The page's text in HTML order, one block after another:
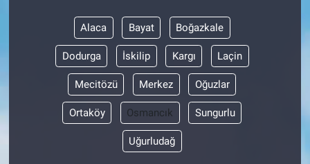
Alaca Bayat Boğazkale
Dodurga İskilip Kargı Laçin
Mecitözü Merkez Oğuzlar
Ortaköy Osmancık Sungurlu
Uğurludağ